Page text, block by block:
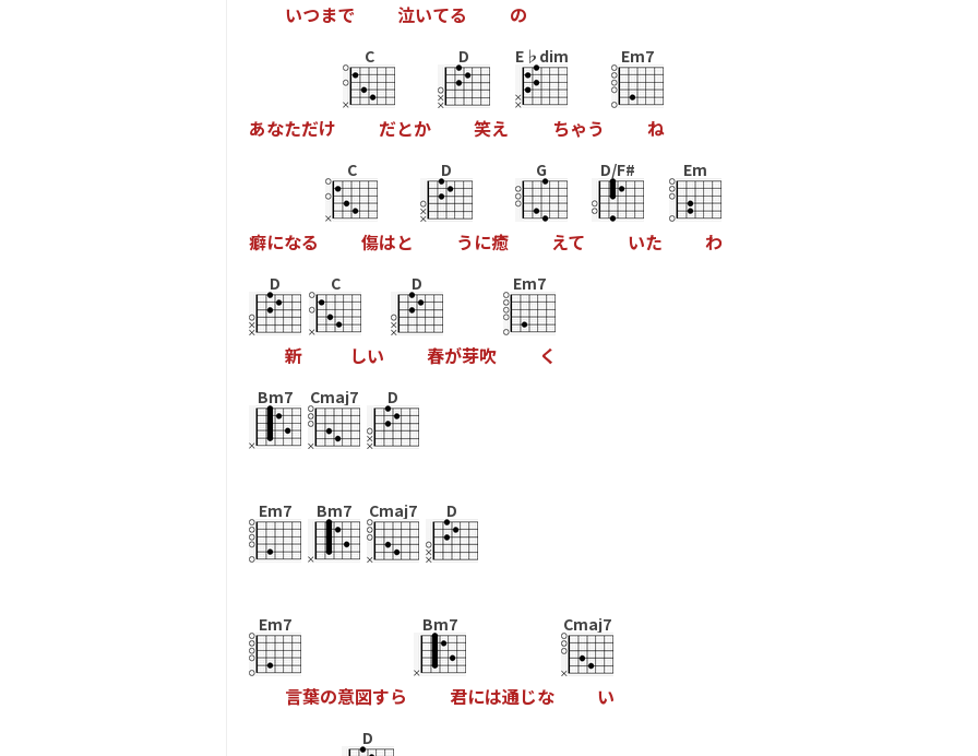
いつまで 泣いてる の
あなただけ
C
だとか
D
笑え
E♭dim
ちゃう
Em7
ね
癖になる
C
傷はと
D
う に癒
G
えて
D/F#
いた
Em
わ
D
新
C
しい
D
春が芽吹
Em7
く
Bm7 Cmaj7 D
Em7 Bm7 Cmaj7 D
Em7
言葉の意図すら
Bm7
君には通じな
Cmaj7
い
D